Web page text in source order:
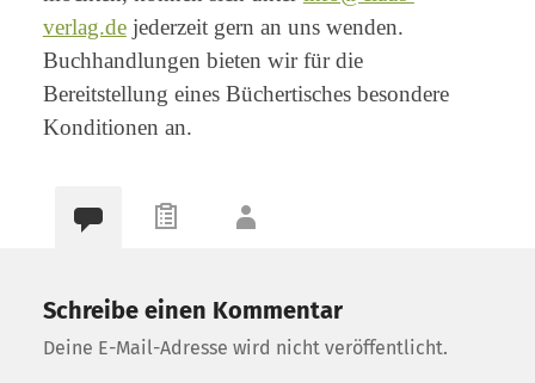
verlag.dejederzeit gern an uns wenden.
Buchhandlungen bieten wir für die
Bereitstellung eines Büchertisches besondere
Konditionen an.
Schreibe einen Kommentar
Deine E-Mail-Adresse wird nicht veröffentlicht.